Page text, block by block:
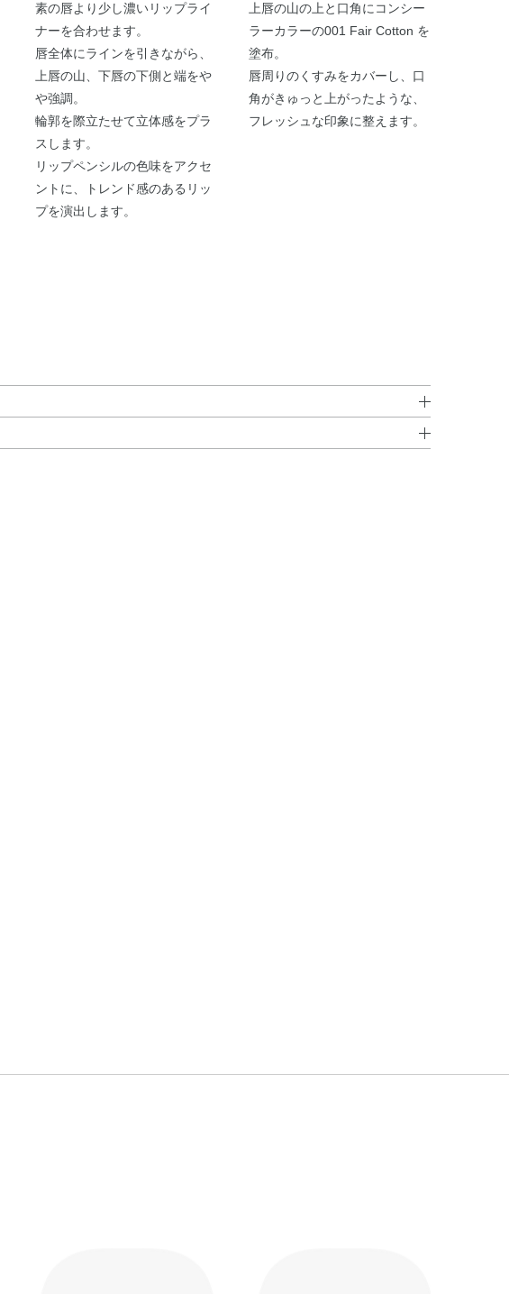
素の唇より少し濃いリップライ
ナーを合わせます。
唇全体にラインを引きながら、
上唇の山、下唇の下側と端をや
や強調。
輪郭を際立たせて立体感をプラ
スします。
リップペンシルの色味をアクセ
ントに、トレンド感のあるリッ
プを演出します。
上唇の山の上と口角にコンシー
ラーカラーの001 Fair Cotton を
塗布。
唇周りのくすみをカバーし、口
角がきゅっと上がったような、
フレッシュな印象に整えます。